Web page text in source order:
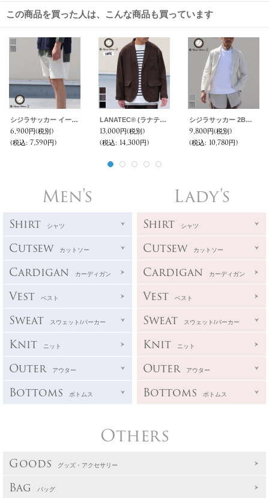
この商品を買った人は、こんな商品も買っています
シジラサッカー イージーショーツ【MADE IN JAPAN】『日本製』/ Upscape Audience
6,900円(税別)
(税込: 7,590円)
LANATEC® (ラナテック) LEI ( レイ) TECH ウールライク ツイル モッズ テーラードジャケット【MADE IN JAPAN】『日本製』【送料無料】/ Upscape Audience
13,000円(税別)
(税込: 14,300円)
シジラサッカー 2Bテーラードジャケット【MADE IN JAPAN】『日本製』 / Upscape Audience
9,800円(税別)
(税込: 10,780円)
Men's
Shirt シャツ
Cutsew カットソー
Cardigan カーディガン
Vest ベスト
Sweat スウェット/パーカー
Knit ニット
Outer アウター
Bottoms ボトムス
Lady's
Shirt シャツ
Cutsew カットソー
Cardigan カーディガン
Vest ベスト
Sweat スウェット/パーカー
Knit ニット
Outer アウター
Bottoms ボトムス
Others
Goods グッズ・アクセサリー
Bag バッグ